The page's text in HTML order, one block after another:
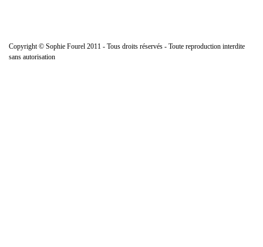
Copyright © Sophie Fourel 2011 - Tous droits réservés - Toute reproduction interdite
sans autorisation